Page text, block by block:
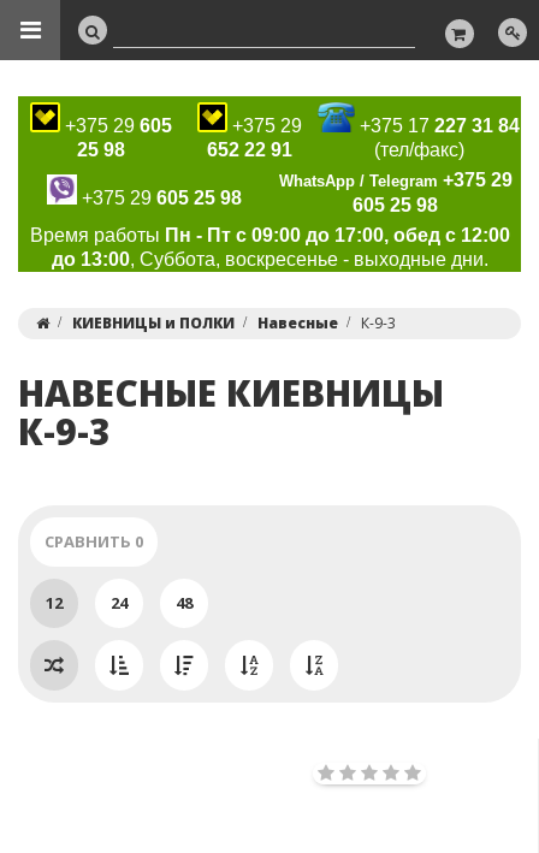
+375 29 605
25 98
+375 29
652 22 91
+375 17227 31 84
(тел/факс)
+375 29 605 25 98
WhatsApp / Telegram +375 29
605 25 98
Время работы Пн - Пт с 09:00 до 17:00, обед с 12:00
до 13:00, Суббота, воскресенье - выходные дни.
КИЕВНИЦЫ и ПОЛКИ Навесные К-9-3
НАВЕСНЫЕ КИЕВНИЦЫ
К-9-3
СРАВНИТЬ 0
12 24 48